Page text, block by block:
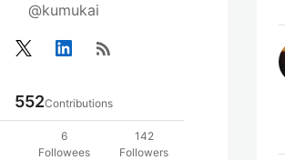
@kumukai
rss_feed
552Contributions
6
Followees
142
Followers